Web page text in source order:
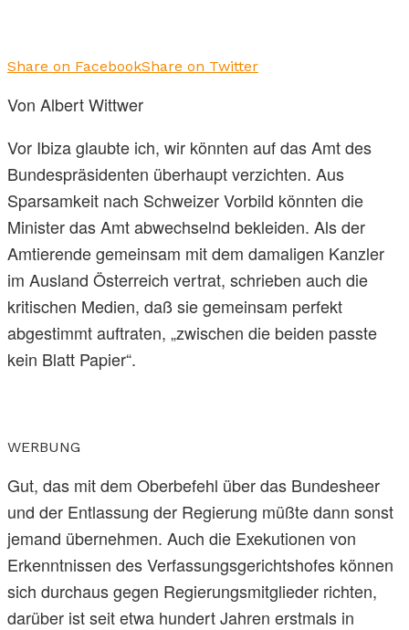
Share on FacebookShare on Twitter
Von Albert Wittwer
Vor Ibiza glaubte ich, wir könnten auf das Amt des
Bundespräsidenten überhaupt verzichten. Aus
Sparsamkeit nach Schweizer Vorbild könnten die
Minister das Amt abwechselnd bekleiden. Als der
Amtierende gemeinsam mit dem damaligen Kanzler
im Ausland Österreich vertrat, schrieben auch die
kritischen Medien, daß sie gemeinsam perfekt
abgestimmt auftraten, „zwischen die beiden passte
kein Blatt Papier“.
WERBUNG
Gut, das mit dem Oberbefehl über das Bundesheer
und der Entlassung der Regierung müßte dann sonst
jemand übernehmen. Auch die Exekutionen von
Erkenntnissen des Verfassungsgerichtshofes können
sich durchaus gegen Regierungsmitglieder richten,
darüber ist seit etwa hundert Jahren erstmals in